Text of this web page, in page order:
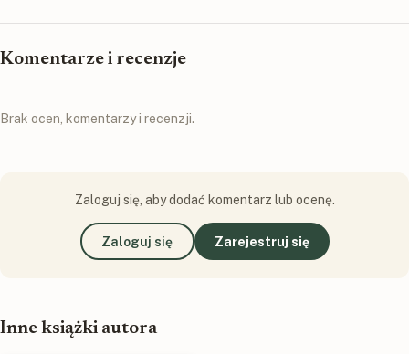
Komentarze i recenzje
Brak ocen, komentarzy i recenzji.
Zaloguj się, aby dodać komentarz lub ocenę.
Zaloguj się Zarejestruj się
Inne książki autora